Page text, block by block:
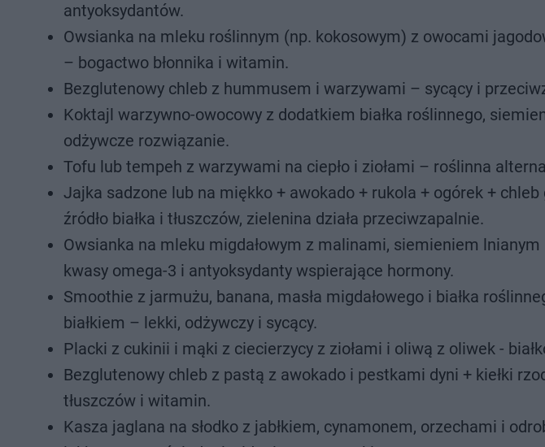
antyoksydantów.
Owsianka na mleku roślinnym (np. kokosowym) z owocami
– bogactwo błonnika i witamin.
Bezglutenowy chleb z hummusem i warzywami – sycący i
Koktajl warzywno-owocowy z dodatkiem białka roślinnego,
odżywcze rozwiązanie.
Tofu lub tempeh z warzywami na ciepło i ziołami – roślinna
Jajka sadzone lub na miękko + awokado + rukola + ogórek +
źródło białka i tłuszczów, zielenina działa przeciwzapalnie.
Owsianka na mleku migdałowym z malinami, siemieniem lnianym
kwasy omega-3 i antyoksydanty wspierające hormony.
Smoothie z jarmużu, banana, masła migdałowego i białka
białkiem – lekki, odżywczy i sycący.
Placki z cukinii i mąki z ciecierzycy z ziołami i oliwą z oliwek -
Bezglutenowy chleb z pastą z awokado i pestkami dyni + kiełki
tłuszczów i witamin.
Kasza jaglana na słodko z jabłkiem, cynamonem, orzechami i